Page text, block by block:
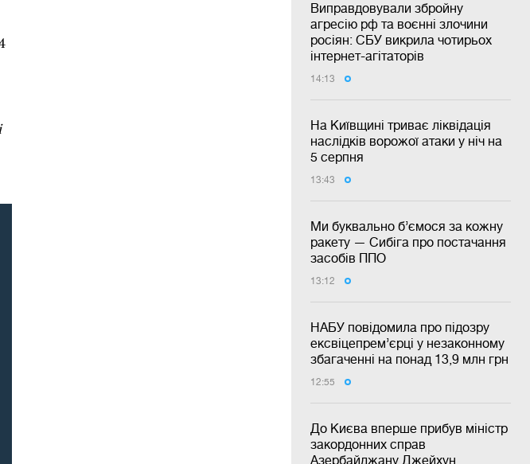
Виправдовували збройну
агресію рф та воєнні злочини
росіян: СБУ викрила чотирьох
інтернет-агітаторів
14:13
На Київщині триває ліквідація
наслідків ворожої атаки у ніч на
5 серпня
13:43
Ми буквально б’ємося за кожну
ракету — Сибіга про постачання
засобів ППО
13:12
НАБУ повідомила про підозру
ексвіцепрем’єрці у незаконному
збагаченні на понад 13,9 млн грн
12:55
До Києва вперше прибув міністр
закордонних справ
Азербайджану Джейхун